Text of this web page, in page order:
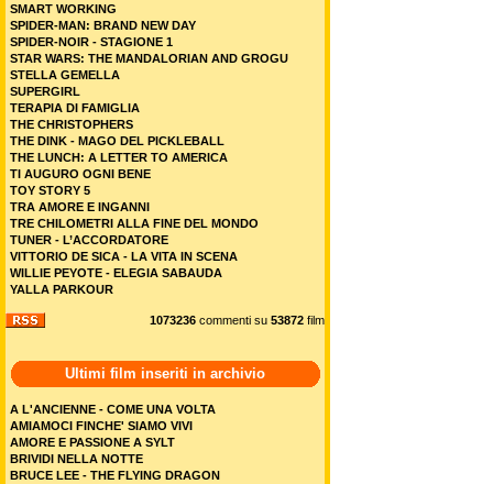
SMART WORKING
SPIDER-MAN: BRAND NEW DAY
SPIDER-NOIR - STAGIONE 1
STAR WARS: THE MANDALORIAN AND GROGU
STELLA GEMELLA
SUPERGIRL
TERAPIA DI FAMIGLIA
THE CHRISTOPHERS
THE DINK - MAGO DEL PICKLEBALL
THE LUNCH: A LETTER TO AMERICA
TI AUGURO OGNI BENE
TOY STORY 5
TRA AMORE E INGANNI
TRE CHILOMETRI ALLA FINE DEL MONDO
TUNER - L’ACCORDATORE
VITTORIO DE SICA - LA VITA IN SCENA
WILLIE PEYOTE - ELEGIA SABAUDA
YALLA PARKOUR
1073236 commenti su 53872 film
Ultimi film inseriti in archivio
A L'ANCIENNE - COME UNA VOLTA
AMIAMOCI FINCHE' SIAMO VIVI
AMORE E PASSIONE A SYLT
BRIVIDI NELLA NOTTE
BRUCE LEE - THE FLYING DRAGON